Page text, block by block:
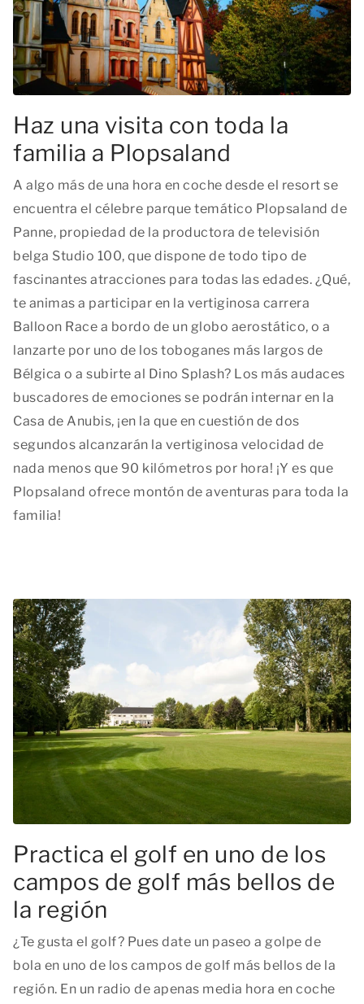
Haz una visita con toda la
familia a Plopsaland
A algo más de una hora en coche desde el resort se
encuentra el célebre parque temático Plopsaland de
Panne, propiedad de la productora de televisión
belga Studio 100, que dispone de todo tipo de
fascinantes atracciones para todas las edades. ¿Qué,
te animas a participar en la vertiginosa carrera
Balloon Race a bordo de un globo aerostático, o a
lanzarte por uno de los toboganes más largos de
Bélgica o a subirte al Dino Splash? Los más audaces
buscadores de emociones se podrán internar en la
Casa de Anubis, ¡en la que en cuestión de dos
segundos alcanzarán la vertiginosa velocidad de
nada menos que 90 kilómetros por hora! ¡Y es que
Plopsaland ofrece montón de aventuras para toda la
familia!
Practica el golf en uno de los
campos de golf más bellos de
la región
¿Te gusta el golf? Pues date un paseo a golpe de
bola en uno de los campos de golf más bellos de la
región. En un radio de apenas media hora en coche